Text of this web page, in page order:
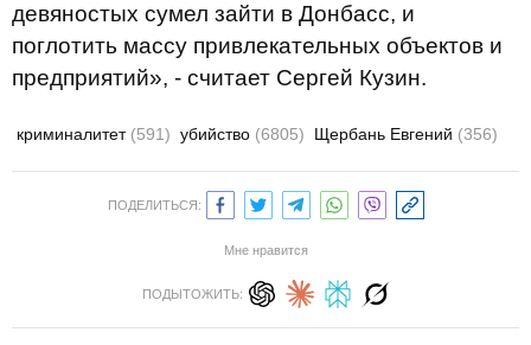
девяностых сумел зайти в Донбасс, и
поглотить массу привлекательных объектов и
предприятий», - считает Сергей Кузин.
криминалитет (591) убийство (6805) Щербань Евгений (356)
ПОДЕЛИТЬСЯ:
Мне нравится
ПОДЫТОЖИТЬ: